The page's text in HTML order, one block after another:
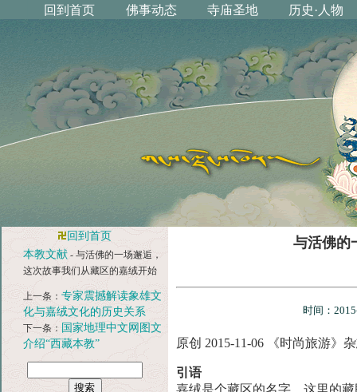
回到首页
本教文献 - 与活佛的一场邂逅，
这次故事我们从藏区的嘉绒开始
上一条：专家震撼解读象雄文
化与嘉绒文化的历史关系
下一条： 国家地理中文网图文
介绍“西藏本教”
与活佛的
时间：
原创 2015-11-06 《时尚旅游》
引语
嘉绒是个藏区的名字，这里的